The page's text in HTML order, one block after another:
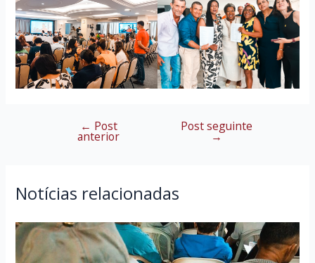
Navegação
← Post
anterior
Post seguinte
→
Notícias relacionadas